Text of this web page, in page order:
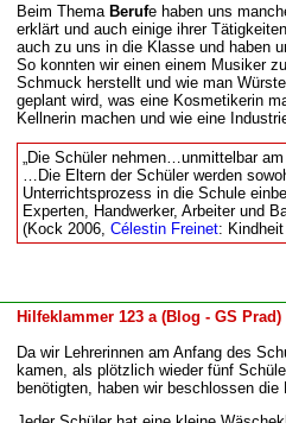
Beim Thema Berufe haben uns
erklärt und auch einige ihrer
auch zu uns in die Klasse und haben
So konnten wir einen einem Musiker
Schmuck herstellt und wie man
geplant wird, was eine Kosmetikerin
Kellnerin machen und wie eine
Die Schüler nehmen…unmittelbar
Die Eltern der Schüler werden
Unterrichtsprozess in die Schule
Experten, Handwerker, Arbeiter und
(Kock 2006, Célestin Freinet:
Hilfeklammer 123 a (Blog - GS Prad)
Da wir Lehrerinnen am Anfang des
kamen, als plötzlich wieder fünf
benötigten, haben wir beschlossen